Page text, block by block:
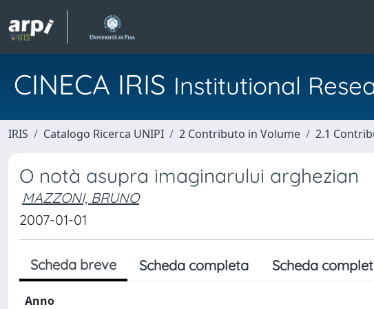
CINECA IRIS Institutional
IRIS Catalogo Ricerca UNIPI 2 Contributo in Volume 2.1
O notà asupra imaginarului arghezian
MAZZONI, BRUNO
2007-01-01
Scheda breve Scheda completa Scheda
Anno